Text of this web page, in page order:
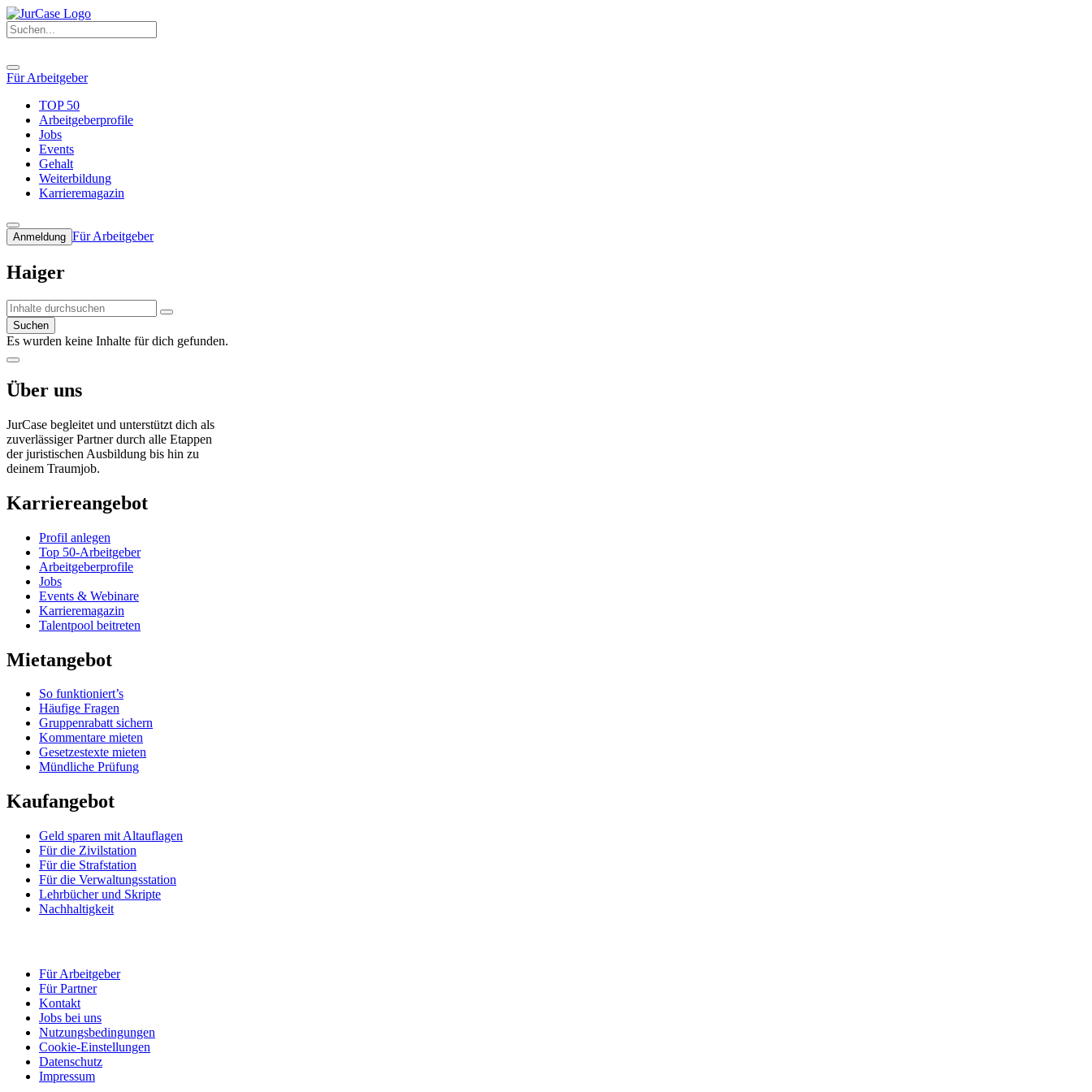
Für Arbeitgeber
TOP 50
Arbeitgeberprofile
Jobs
Events
Gehalt
Weiterbildung
Karrieremagazin
Anmeldung Für Arbeitgeber
Haiger
Suchen
Es wurden keine Inhalte für dich gefunden.
Über uns
JurCase begleitet und unterstützt dich als
zuverlässiger Partner durch alle Etappen
der juristischen Ausbildung bis hin zu
deinem Traumjob.
Karriereangebot
Profil anlegen
Top 50-Arbeitgeber
Arbeitgeberprofile
Jobs
Events & Webinare
Karrieremagazin
Talentpool beitreten
Mietangebot
So funktioniert’s
Häufige Fragen
Gruppenrabatt sichern
Kommentare mieten
Gesetzestexte mieten
Mündliche Prüfung
Kaufangebot
Geld sparen mit Altauflagen
Für die Zivilstation
Für die Strafstation
Für die Verwaltungsstation
Lehrbücher und Skripte
Nachhaltigkeit
Für Arbeitgeber
Für Partner
Kontakt
Jobs bei uns
Nutzungsbedingungen
Cookie-Einstellungen
Datenschutz
Impressum